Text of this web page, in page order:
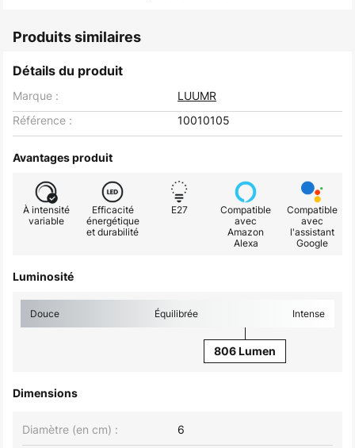
Produits similaires
Détails du produit
Marque :
LUUMR
Référence :
10010105
Avantages produit
À intensité
variable
Efficacité
énergétique
et durabilité
E27
Compatible
avec
Amazon
Alexa
Compatible
avec
l'assistant
Google
Luminosité
Douce Équilibrée Intense
806 Lumen
Dimensions
Diamètre (en cm) : 6